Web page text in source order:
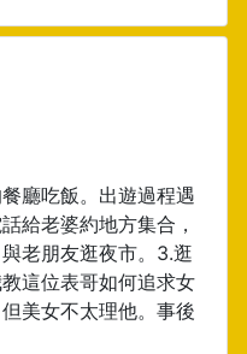
廳吃飯。出遊過程遇
給老婆約地方集合，
老朋友逛夜市。3.逛
這位表哥如何追求女
美女不太理他。事後